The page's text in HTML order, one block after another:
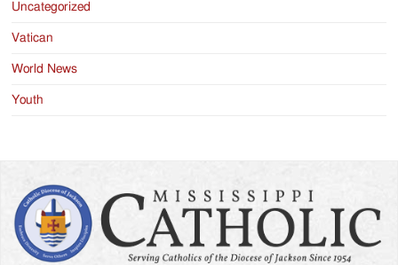
Uncategorized
Vatican
World News
Youth